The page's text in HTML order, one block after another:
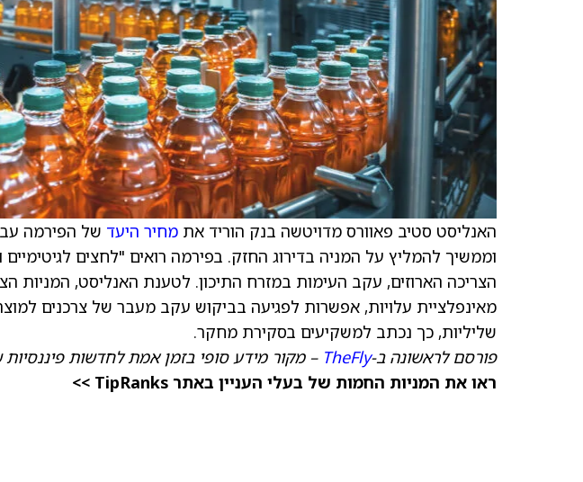
האנליסט סטיב פאוורס מדויטשה בנק הוריד את מחיר היעד של הפירמה
וממשיך להמליץ על המניה בדירוג החזק. בפירמה רואים "לחצים
הצריכה הארוזים, עקב העימות במזרח התיכון. לטענת האנליסט, המניות
מאינפלציית עלויות, אפשרות לפגיעה בביקוש עקב מעבר של צרכנים
שליליות, כך נכתב למשקיעים בסקירת מחקר.
פורסם לראשונה ב-TheFly – מקור מידע סופי בזמן אמת לחדשות
ראו את המניות החמות של בעלי העניין באתר TipRanks >>